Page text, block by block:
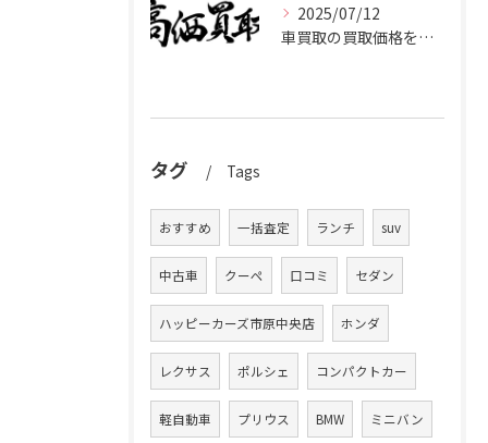
2025/07/12
車買取の買取価格を千葉県市原市で高くするための業者選びと査定比較ポイント
タグ Tags
おすすめ 一括査定 ランチ suv
中古車 クーペ 口コミ セダン
ハッピーカーズ市原中央店 ホンダ
レクサス ポルシェ コンパクトカー
軽自動車 プリウス BMW ミニバン